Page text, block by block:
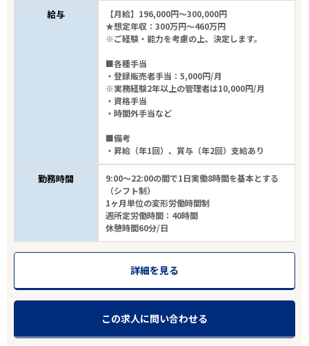
給与
【月給】196,000円～300,000円
★想定年収：300万円～460万円
※ご経験・能力を考慮の上、決定します。
■各種手当
・登録販売者手当：5,000円/月
※実務経験2年以上の管理者は10,000円/月
・資格手当
・時間外手当など
■備考
・昇給（年1回）、賞与（年2回）支給あり
勤務時間
9:00～22:00の間で1日実働8時間を基本とする
（シフト制）
1ヶ月単位の変形労働時間制
週所定労働時間：40時間
休憩時間60分/日
詳細を見る
この求人に問い合わせる